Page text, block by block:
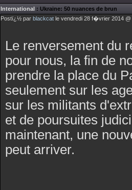
International : Ukraine: 50 nuances de brun
Postï¿½ par blackcat le vendredi 28 f�vrier 2014 @
Le renversement du
pour nous, la fin de
prendre la place du
seulement sur les
sur les militants
et de poursuites
maintenant, une
peut arriver.